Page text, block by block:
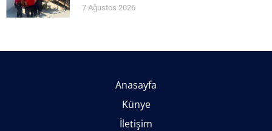
7 Ağustos 2026
Anasayfa
Künye
İletişim